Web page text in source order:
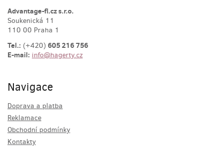
Advantage-fl.cz s.r.o.
Soukenická 11
110 00 Praha 1
Tel.: (+420) 605 216 756
E-mail: info@hagerty.cz
Navigace
Doprava a platba
Reklamace
Obchodní podmínky
Kontakty